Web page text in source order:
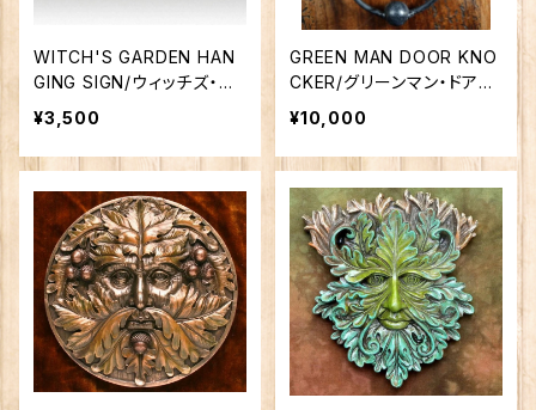
WITCH'S GARDEN HAN
GING SIGN/ウィッチズ・ガ
ーデンの看板（魔女の庭）
¥3,500
GREEN MAN DOOR KNO
CKER/グリーンマン・ドアノ
ッカー
¥10,000